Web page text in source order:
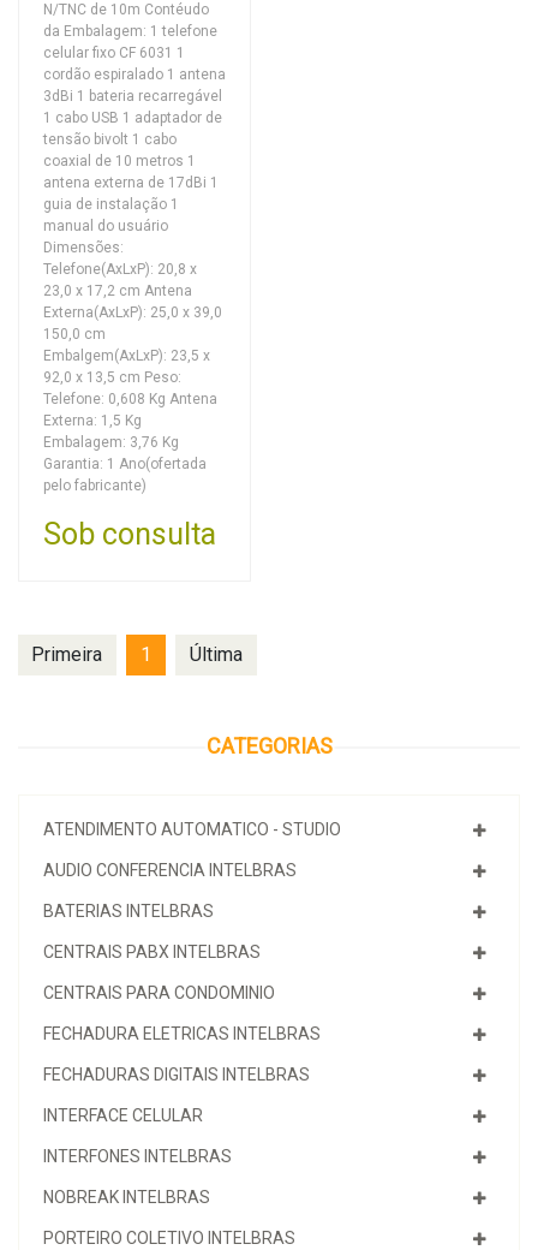
CATEGORIAS
ATENDIMENTO AUTOMATICO - STUDIO
AUDIO CONFERENCIA INTELBRAS
BATERIAS INTELBRAS
CENTRAIS PABX INTELBRAS
CENTRAIS PARA CONDOMINIO
FECHADURA ELETRICAS INTELBRAS
FECHADURAS DIGITAIS INTELBRAS
INTERFACE CELULAR
INTERFONES INTELBRAS
NOBREAK INTELBRAS
PORTEIRO COLETIVO INTELBRAS
N/TNC de 10m Contéudo
da Embalagem: 1 telefone
celular fixo CF 6031 1
cordão espiralado 1 antena
3dBi 1 bateria recarregável
1 cabo USB 1 adaptador de
tensão bivolt 1 cabo
coaxial de 10 metros 1
antena externa de 17dBi 1
guia de instalação 1
manual do usuário
Dimensões:
Telefone(AxLxP): 20,8 x
23,0 x 17,2 cm Antena
Externa(AxLxP): 25,0 x 39,0
150,0 cm
Embalgem(AxLxP): 23,5 x
92,0 x 13,5 cm Peso:
Telefone: 0,608 Kg Antena
Externa: 1,5 Kg
Embalagem: 3,76 Kg
Garantia: 1 Ano(ofertada
pelo fabricante)
Sob consulta
Primeira 1 Última